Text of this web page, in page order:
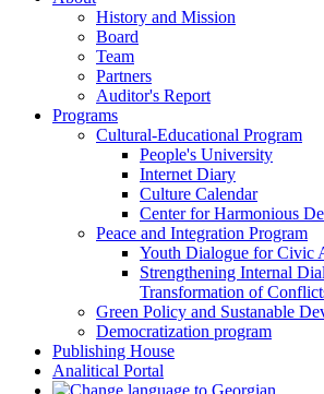
History and Mission
Board
Team
Partners
Auditor's Report
Programs
Cultural-Educational Program
People's University
Internet Diary
Culture Calendar
Center for Harmonious
Peace and Integration Program
Youth Dialogue for Civic
Strengthening Internal
Transformation of
Green Policy and Sustanable
Democratization program
Publishing House
Analitical Portal